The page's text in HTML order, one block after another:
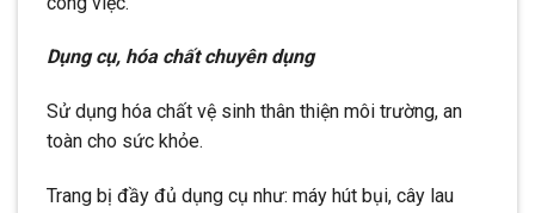
Dụng cụ, hóa chất chuyên dụng
Sử dụng hóa chất vệ sinh thân thiện môi trường, an
toàn cho sức khỏe.
Trang bị đầy đủ dụng cụ như: máy hút bụi, cây lau